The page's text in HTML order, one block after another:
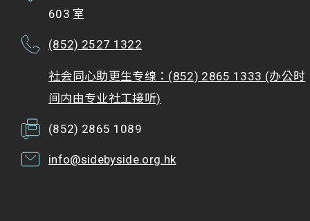
603 室
(852) 2527 1322
社会同心助更生专缐：(852) 2865 1333 (办公时
间内由专业社工接听)
(852) 2865 1089
info@sidebyside.org.hk